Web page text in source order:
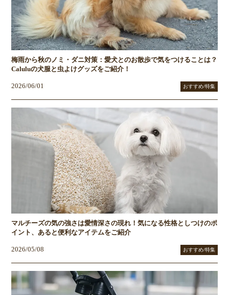
梅雨から秋のノミ・ダニ対策：愛犬とのお散歩で気をつけることは？
Caluluの犬服と虫よけグッズをご紹介！
2026/06/01 おすすめ/特集
マルチーズの気の強さは愛情深さの現れ！気になる性格としつけのポ
イント、あると便利なアイテムをご紹介
2026/05/08 おすすめ/特集